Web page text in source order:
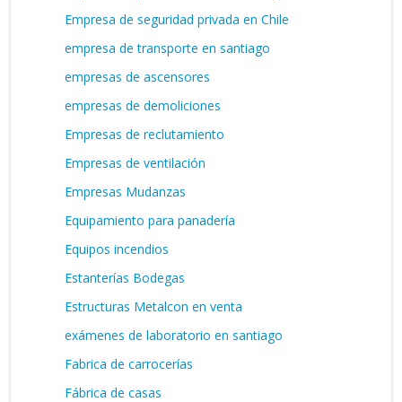
Empresa de seguridad privada en Chile
empresa de transporte en santiago
empresas de ascensores
empresas de demoliciones
Empresas de reclutamiento
Empresas de ventilación
Empresas Mudanzas
Equipamiento para panadería
Equipos incendios
Estanterías Bodegas
Estructuras Metalcon en venta
exámenes de laboratorio en santiago
Fabrica de carrocerías
Fábrica de casas